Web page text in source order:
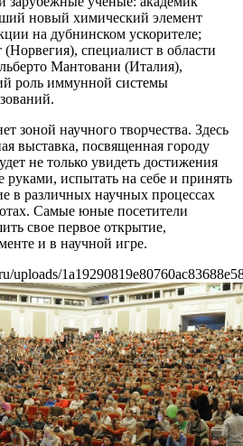
новый химический элемент
на дубнинском ускорителе;
специалист в области
Мантовани (Италия),
роль иммунной системы
зоной научного творчества. Здесь
выставка, посвященная городу
не только увидеть достижения
руками, испытать на себе и принять
в различных научных процессах
Самые юные посетители
свое первое открытие,
и в научной игре.
uploads/